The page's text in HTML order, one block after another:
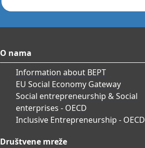
O nama
Information about BEPT
EU Social Economy Gateway
Social entrepreneurship & Social
enterprises - OECD
Inclusive Entrepreneurship - OECD
Društvene mreže